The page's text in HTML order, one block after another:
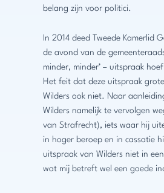
belang zijn voor politici.
In 2014 deed Tweede Kamerlid
de avond van de
minder, minder’ – uitspraak
Het feit dat deze uitspraak
Wilders ook niet. Naar
Wilders namelijk te vervolgen
van Strafrecht), iets waar hij
in hoger beroep en in cassatie
uitspraak van Wilders niet in
wat mij betreft wel een goede